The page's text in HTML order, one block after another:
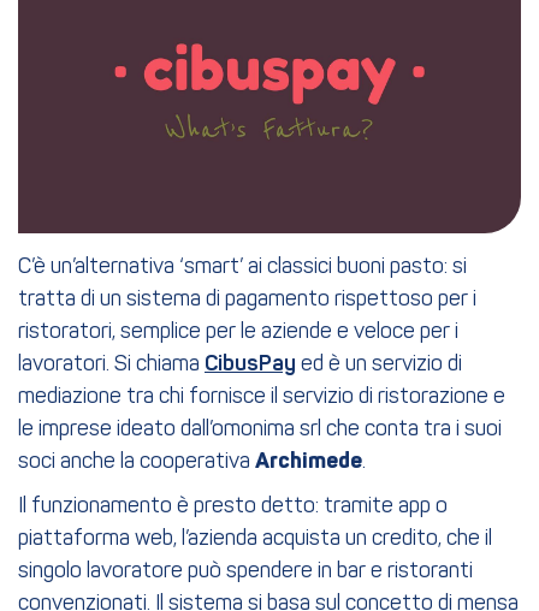
C’è un’alternativa ‘smart’ ai classici buoni pasto: si
tratta di un sistema di pagamento rispettoso per i
ristoratori, semplice per le aziende e veloce per i
lavoratori. Si chiama CibusPay ed è un servizio di
mediazione tra chi fornisce il servizio di ristorazione e
le imprese ideato dall’omonima srl che conta tra i suoi
soci anche la cooperativa Archimede.
Il funzionamento è presto detto: tramite app o
piattaforma web, l’azienda acquista un credito, che il
singolo lavoratore può spendere in bar e ristoranti
convenzionati. Il sistema si basa sul concetto di mensa